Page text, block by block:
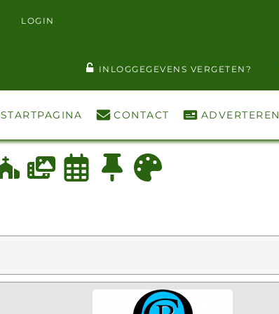
LOGIN
INLOGGEGEVENS VERGETEN?
STARTPAGINA CONTACT ADVERTEREN